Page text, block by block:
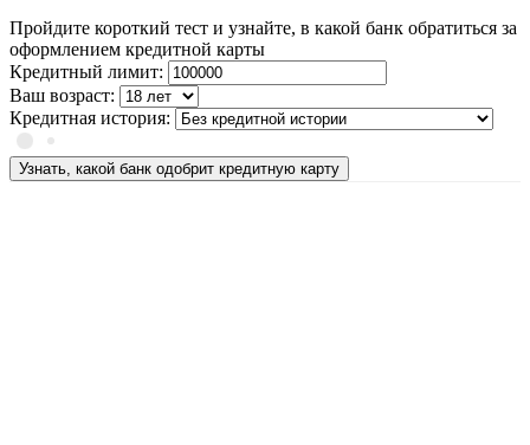
Пройдите короткий тест и узнайте, в какой банк обратиться за
оформлением кредитной карты
Кредитный лимит:
Ваш возраст:
Кредитная история:
Узнать, какой банк одобрит кредитную карту